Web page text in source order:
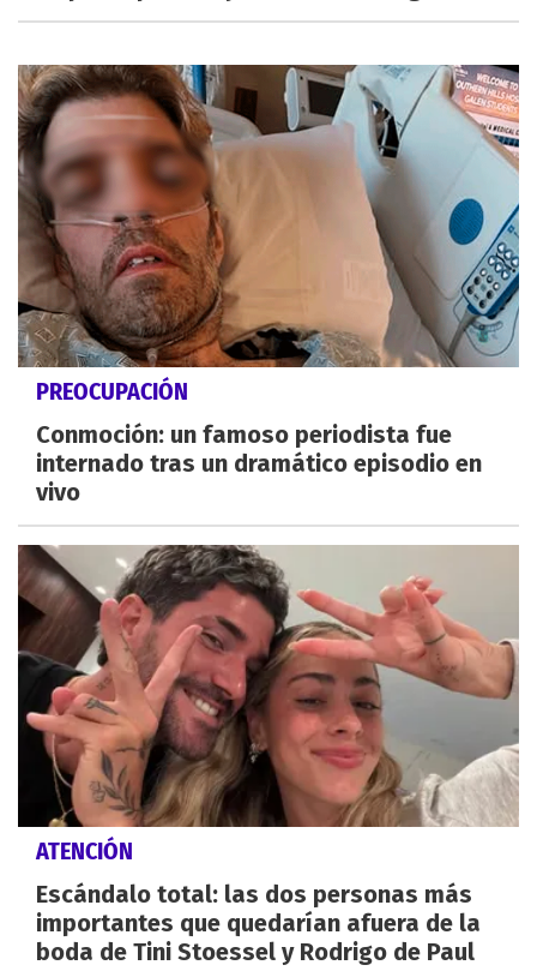
PREOCUPACIÓN
Conmoción: un famoso periodista fue
internado tras un dramático episodio en
vivo
ATENCIÓN
Escándalo total: las dos personas más
importantes que quedarían afuera de la
boda de Tini Stoessel y Rodrigo de Paul